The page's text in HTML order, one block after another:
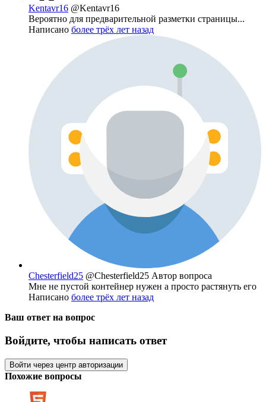
Kentavr16 @Kentavr16
Вероятно для предварительной разметки страницы...
Написано более трёх лет назад
Chesterfield25 @Chesterfield25 Автор вопроса
Мне не пустой контейнер нужен а просто растянуть его
Написано более трёх лет назад
Ваш ответ на вопрос
Войдите, чтобы написать ответ
Войти через центр авторизации
Похожие вопросы